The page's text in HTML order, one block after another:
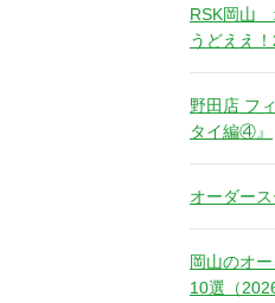
RSK岡山
うどええ
野田店 フ
タイ編④』
オーダー
岡山のオ
10選（